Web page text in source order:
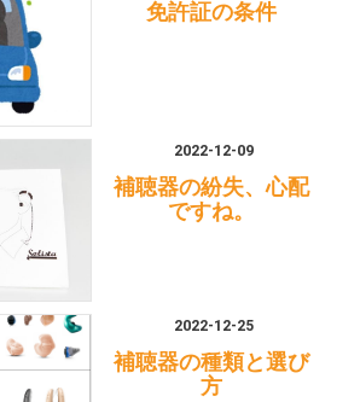
免許証の条件
2022-12-09
補聴器の紛失、心配
ですね。
2022-12-25
補聴器の種類と選び
方